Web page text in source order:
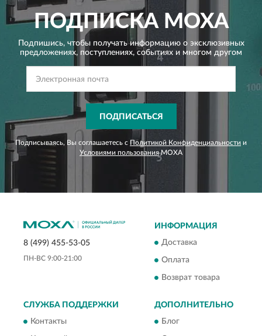
ПОДПИСКАMOXA
Подпишись, чтобы получать информацию о эксклюзивных
предложениях, поступлениях, событиях и многом другом
ПОДПИСАТЬСЯ
Подписываясь, Вы соглашаетесь с Политикой Конфиденциальности и
Условиями пользованияMOXA
8 (499) 455-53-05
ПН-ВС 9:00-21:00
ИНФОРМАЦИЯ
Доставка
Оплата
Возврат товара
СЛУЖБА ПОДДЕРЖКИ
Контакты
ДОПОЛНИТЕЛЬНО
Блог